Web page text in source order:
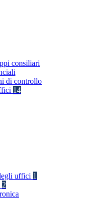
consiliari
di controllo
14
uffici 1
2